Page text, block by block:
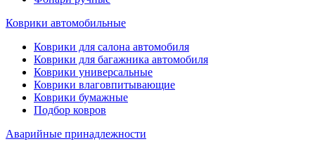
Коврики автомобильные
Коврики для салона автомобиля
Коврики для багажника автомобиля
Коврики универсальные
Коврики влаговпитывающие
Коврики бумажные
Подбор ковров
Аварийные принадлежности